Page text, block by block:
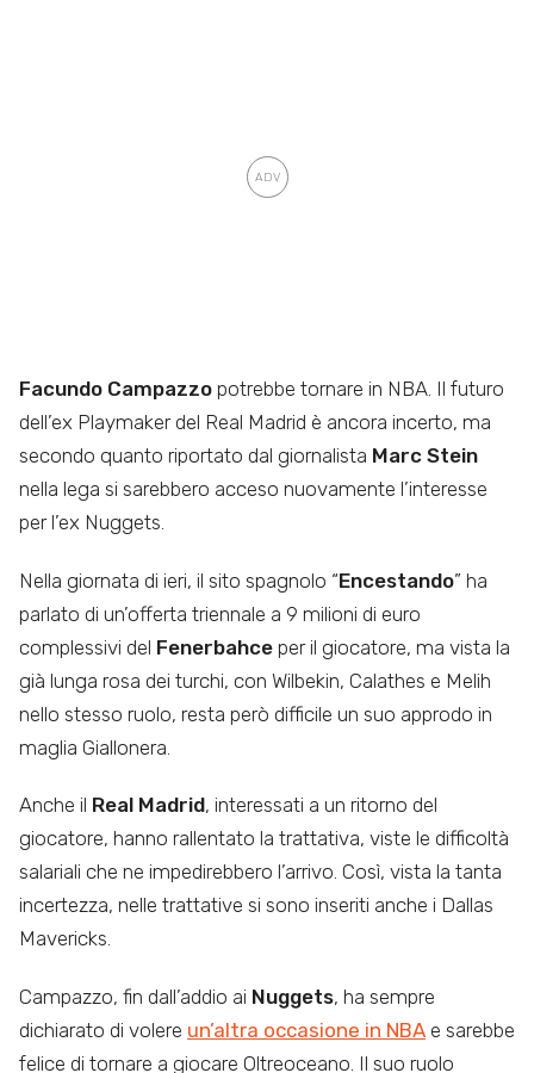
Facundo Campazzo potrebbe tornare in NBA. Il futuro
dell’ex Playmaker del Real Madrid è ancora incerto, ma
secondo quanto riportato dal giornalista Marc Stein
nella lega si sarebbero acceso nuovamente l’interesse
per l’ex Nuggets.
Nella giornata di ieri, il sito spagnolo “Encestando” ha
parlato di un’offerta triennale a 9 milioni di euro
complessivi del Fenerbahce per il giocatore, ma vista la
già lunga rosa dei turchi, con Wilbekin, Calathes e Melih
nello stesso ruolo, resta però difficile un suo approdo in
maglia Giallonera.
Anche il Real Madrid, interessati a un ritorno del
giocatore, hanno rallentato la trattativa, viste le difficoltà
salariali che ne impedirebbero l’arrivo. Così, vista la tanta
incertezza, nelle trattative si sono inseriti anche i Dallas
Mavericks.
Campazzo, fin dall’addio ai Nuggets, ha sempre
dichiarato di volere un’altra occasione in NBA e sarebbe
felice di tornare a giocare Oltreoceano. Il suo ruolo